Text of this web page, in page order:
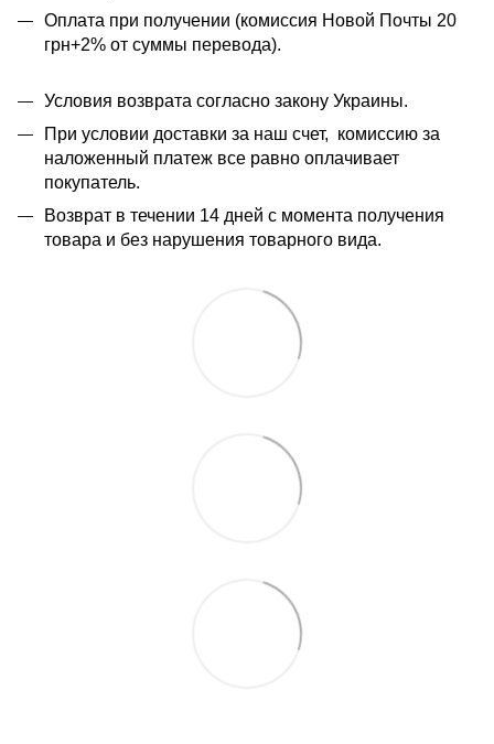
​​Оплата при получении (комиссия Новой Почты 20
грн+2% от суммы перевода).
Условия возврата согласно закону Украины.
При условии доставки за наш счет, комиссию за
наложенный платеж все равно оплачивает
покупатель.
Возврат в течении 14 дней с момента получения
товара и без нарушения товарного вида.